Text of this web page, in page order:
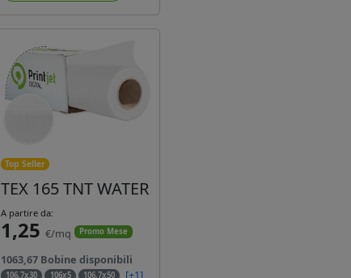
Top Seller
TEX 165 TNT WATER
A partire da:
1,25 €/mq Promo Mese
1063,67 Bobine disponibili
106,7x30 106x5 106,7x50
[+1]